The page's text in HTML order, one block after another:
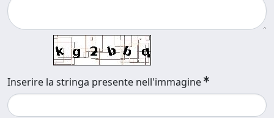
Inserire la stringa presente nell'immagine